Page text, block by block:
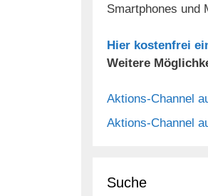
Smartphones und
Hier kostenfrei
Weitere
Aktions-Channel
Aktions-Channel
Suche